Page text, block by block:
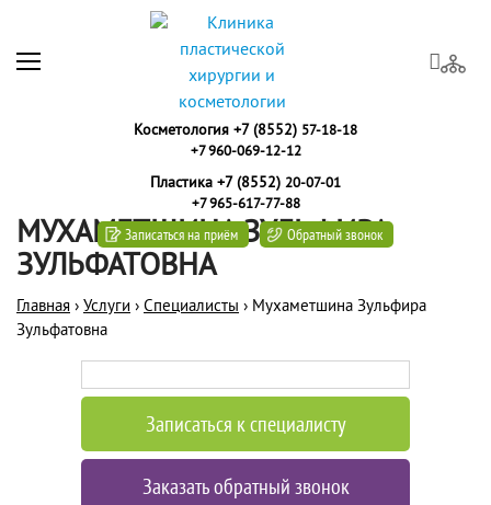
МУХАМЕТШИНА ЗУЛЬФИРА
ЗУЛЬФАТОВНА
Главная › Услуги › Специалисты › Мухаметшина Зульфира
Зульфатовна
Записаться к специалисту
Заказать обратный звонок
Косметология +7 (8552) 57-18-18
+7 960-069-12-12
Пластика +7 (8552) 20-07-01
+7 965-617-77-88
Записаться на приём Обратный звонок